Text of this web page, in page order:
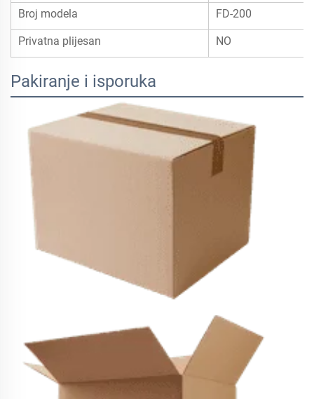
Broj modela FD-200
Privatna plijesan NO
Pakiranje i isporuka